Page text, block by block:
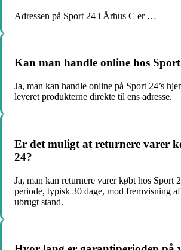
Adressen på Sport 24 i Århus C er …
Kan man handle online hos
Ja, man kan handle online på Sport 24’s
leveret produkterne direkte til ens adresse.
Er det muligt at returnere varer
24?
Ja, man kan returnere varer købt hos Sport
periode, typisk 30 dage, mod fremvisning
ubrugt stand.